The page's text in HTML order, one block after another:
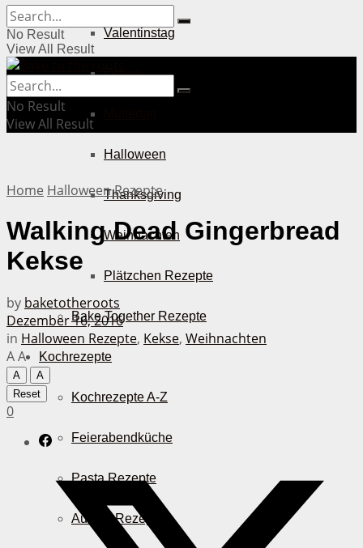
Valentinstag
Ostern
Halloween
Thanksgiving
Weihnachten
Plätzchen Rezepte
Bake Together Rezepte
Kochrezepte
Kochrezepte A-Z
Feierabendküche
Pasta Rezepte
Auflauf Rezepte
No Result
View All Result
No Result
View All Result
Home Halloween Rezepte
Walking Dead Gingerbread
Kekse
by baketotheroots
Dezember 16, 2016
in Halloween Rezepte, Kekse, Weihnachten
AA
A
A
Reset
0